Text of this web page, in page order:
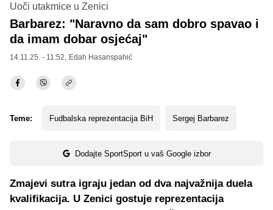
Uoči utakmice u Zenici
Barbarez: "Naravno da sam dobro spavao i
da imam dobar osjećaj"
14.11.25. - 11:52, Edah Hasanspahić
Teme: Fudbalska reprezentacija BiH Sergej Barbarez
Dodajte SportSport u vaš Google izbor
Zmajevi sutra igraju jedan od dva najvažnija duela
kvalifikacija. U Zenici gostuje reprezentacija